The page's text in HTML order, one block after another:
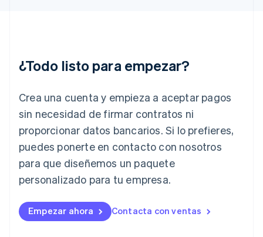
¿Todo listo para empezar?
Crea una cuenta y empieza a aceptar pagos
sin necesidad de firmar contratos ni
proporcionar datos bancarios. Si lo prefieres,
puedes ponerte en contacto con nosotros
para que diseñemos un paquete
personalizado para tu empresa.
Empezar ahora Contacta con ventas
Irlanda
Italia
English
Japón
日本語English
Letonia
Liechtenstein
DeutschEnglish
English
Luxemburgo